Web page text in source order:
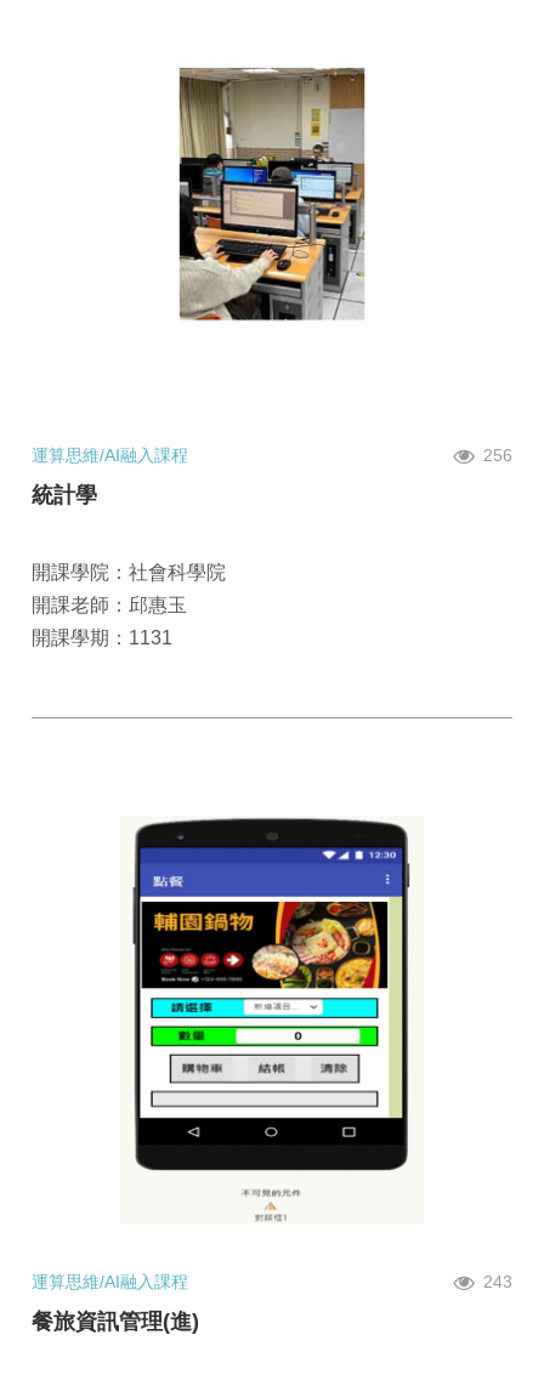
運算思維/AI融入課程 256
統計學
開課學院：社會科學院
開課老師：邱惠玉
開課學期：1131
運算思維/AI融入課程 243
餐旅資訊管理(進)